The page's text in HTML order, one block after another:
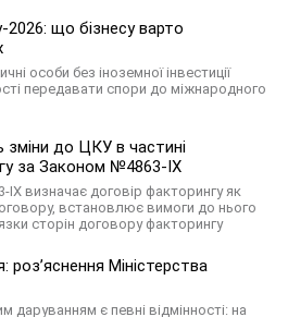
2026: що бізнесу варто
особи без іноземної інвестиції
передавати спори до міжнародного
до ЦКУ в частині
за Законом №4863-IX
IX визначає договір факторингу як
встановлює вимоги до нього
сторін договору факторингу
Міністерства
є певні відмінності: на